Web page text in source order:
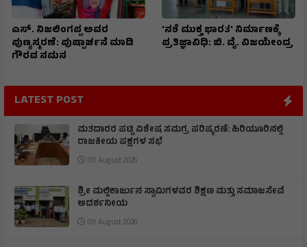
ಎಸ್. ನಿಜಲಿಂಗಪ್ಪ ಅವರ
ಪುಣ್ಯಸ್ಮರಣೆ: ಪುಷ್ಪಾರ್ಚನೆ ಮಾಡಿ
ಗೌರವ ನಮನ​
'ನಶೆ ಮುಕ್ತ ಭಾರತ' ನಿರ್ಮಾಣಕ್ಕೆ
ಪ್ರತಿಜ್ಞಾವಿಧಿ: ಬಿ. ವೈ. ವಿಜಯೇಂದ್ರ
LATEST POST
ಮತದಾರರ ಪಟ್ಟಿ ವಿಶೇಷ ಸಮಗ್ರ ಪರಿಷ್ಕರಣೆ: ಹಿರಿಯೂರಿನಲ್ಲಿ
ರಾಜಕೀಯ ಪಕ್ಷಗಳ ಸಭೆ
09 August 2026
ಶ್ರೀ ಮಲ್ಲಿಕಾರ್ಜುನ ಸ್ವಾಮಿಗಳವರ ಶಿಕ್ಷಣ ಮತ್ತು ಸಮಾಜಸೇವೆ
ಆದರ್ಶನೀಯ
09 August 2026